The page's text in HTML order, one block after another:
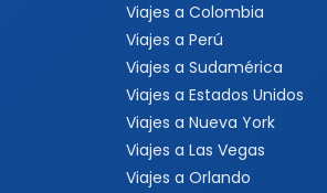
Viajes a Colombia
Viajes a Perú
Viajes a Sudamérica
Viajes a Estados Unidos
Viajes a Nueva York
Viajes a Las Vegas
Viajes a Orlando